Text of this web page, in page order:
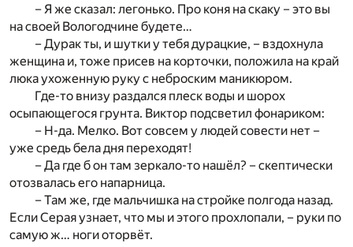
– Я же сказал: легонько. Про коня на скаку – это вы
на своей Вологодчине будете…
– Дурак ты, и шутки у тебя дурацкие, – вздохнула
женщина и, тоже присев на корточки, положила на край
люка ухоженную руку с неброским маникюром.
Где-то внизу раздался плеск воды и шорох
осыпающегося грунта. Виктор подсветил фонариком:
– Н-да. Мелко. Вот совсем у людей совести нет –
уже средь бела дня переходят!
– Да где б он там зеркало-то нашёл? – скептически
отозвалась его напарница.
– Там же, где мальчишка на стройке полгода назад.
Если Серая узнает, что мы и этого прохлопали, – руки по
самую ж… ноги оторвёт.